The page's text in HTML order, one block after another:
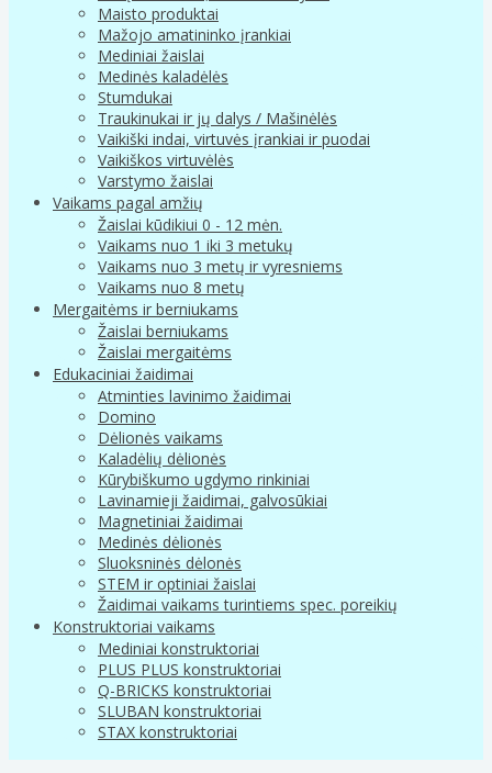
Maisto produktai
Mažojo amatininko įrankiai
Mediniai žaislai
Medinės kaladėlės
Stumdukai
Traukinukai ir jų dalys / Mašinėlės
Vaikiški indai, virtuvės įrankiai ir puodai
Vaikiškos virtuvėlės
Varstymo žaislai
Vaikams pagal amžių
Žaislai kūdikiui 0 - 12 mėn.
Vaikams nuo 1 iki 3 metukų
Vaikams nuo 3 metų ir vyresniems
Vaikams nuo 8 metų
Mergaitėms ir berniukams
Žaislai berniukams
Žaislai mergaitėms
Edukaciniai žaidimai
Atminties lavinimo žaidimai
Domino
Dėlionės vaikams
Kaladėlių dėlionės
Kūrybiškumo ugdymo rinkiniai
Lavinamieji žaidimai, galvosūkiai
Magnetiniai žaidimai
Medinės dėlionės
Sluoksninės dėlonės
STEM ir optiniai žaislai
Žaidimai vaikams turintiems spec. poreikių
Konstruktoriai vaikams
Mediniai konstruktoriai
PLUS PLUS konstruktoriai
Q-BRICKS konstruktoriai
SLUBAN konstruktoriai
STAX konstruktoriai